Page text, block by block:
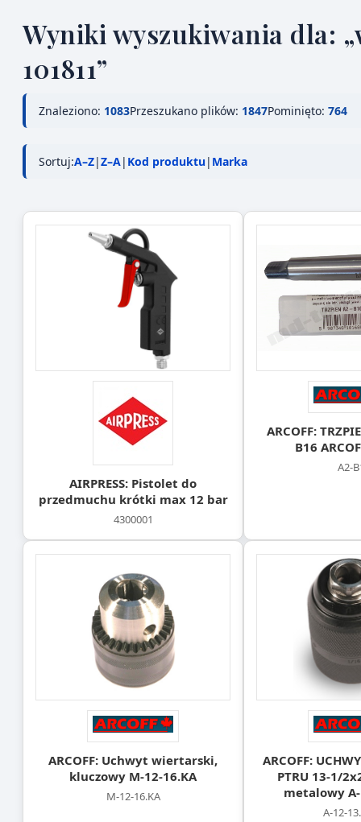
Wyniki wyszukiwania dla:
101811”
Znaleziono: 1083Przeszukano plików: 1847Pominięto: 764
Sortuj:A–Z|Z–A| Kod produktu| Marka
AIRPRESS: Pistolet do
przedmuchu krótki max 12 bar
4300001
ARCOFF:
B16
A2-
ARCOFF: Uchwyt wiertarski,
kluczowy M-12-16.KA
M-12-16.KA
ARCOFF:
PTRU 13-1/
metalowy
A-12-